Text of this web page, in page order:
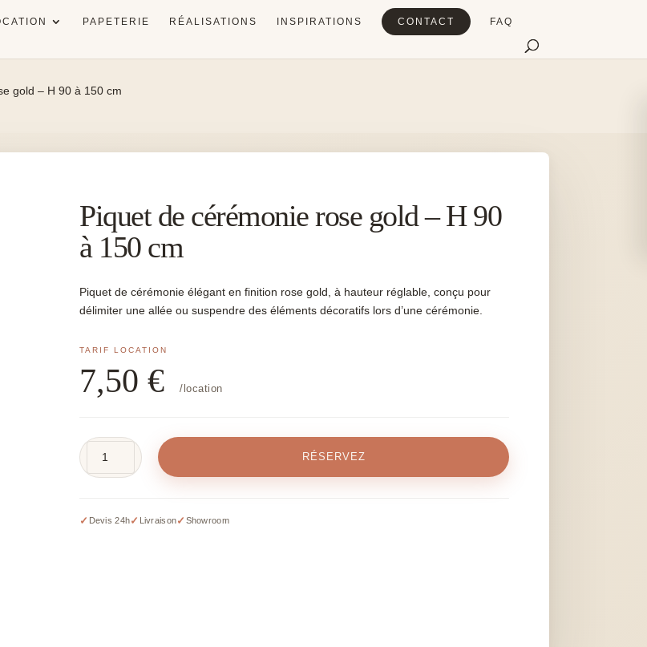
PAPETERIE RÉALISATIONS INSPIRATIONS CONTACT FAQ
gold – H 90 à 150 cm
Piquet de cérémonie rose gold – H 90
à 150 cm
Piquet de cérémonie élégant en finition rose gold, à hauteur réglable, conçu pour
délimiter une allée ou suspendre des éléments décoratifs lors d’une cérémonie.
7,50€ /location
cérémonie
RÉSERVEZ
✓ Devis 24h✓ Livraison✓ Showroom